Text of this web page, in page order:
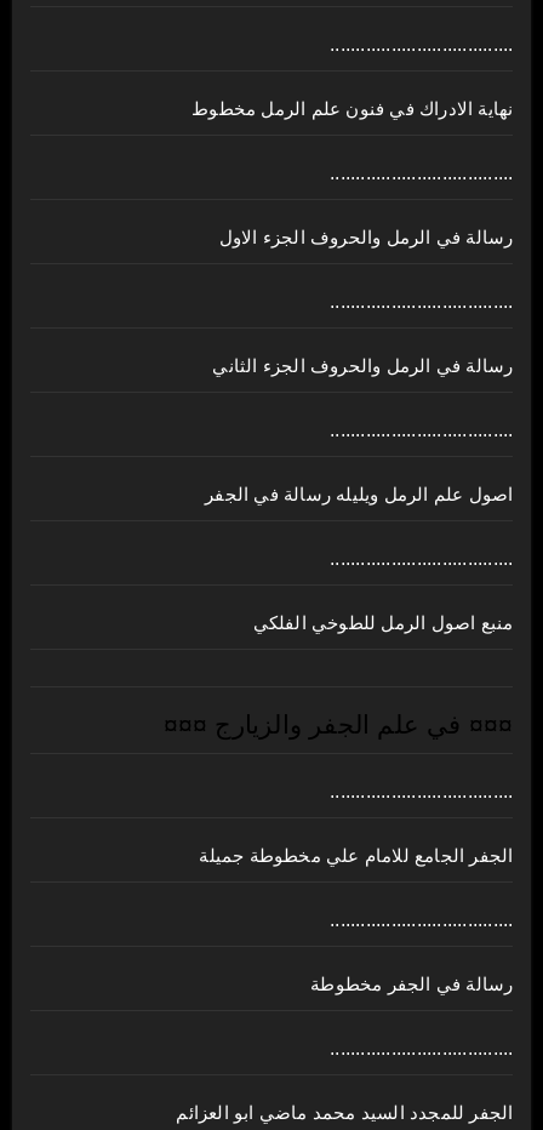
....................................
نهاية الادراك في فنون علم الرمل مخطوط
....................................
رسالة في الرمل والحروف الجزء الاول
....................................
رسالة في الرمل والحروف الجزء الثاني
....................................
اصول علم الرمل ويليله رسالة في الجفر
....................................
منبع اصول الرمل للطوخي الفلكي
¤¤¤ في علم الجفر والزيارج ¤¤¤
....................................
الجفر الجامع للامام علي مخطوطة جميلة
....................................
رسالة في الجفر مخطوطة
....................................
الجفر للمجدد السيد محمد ماضي ابو العزائم